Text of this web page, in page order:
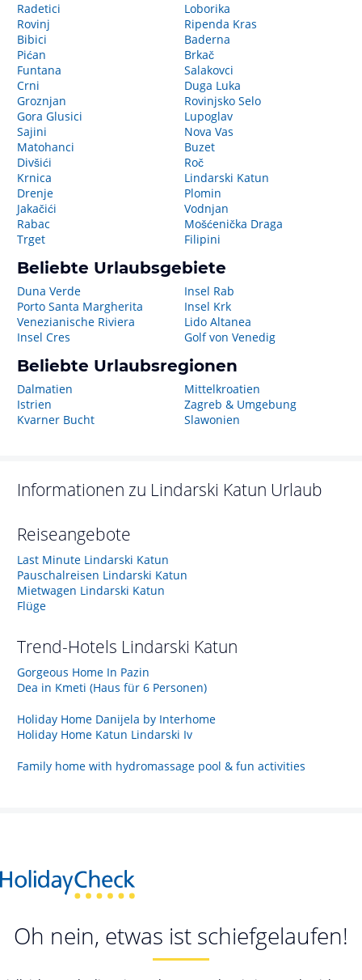
Radetici
Rovinj
Bibici
Pićan
Funtana
Crni
Groznjan
Gora Glusici
Sajini
Matohanci
Divšići
Krnica
Drenje
Jakačići
Rabac
Trget
Loborika
Ripenda Kras
Baderna
Brkač
Salakovci
Duga Luka
Rovinjsko Selo
Lupoglav
Nova Vas
Buzet
Roč
Lindarski Katun
Plomin
Vodnjan
Mošćenička Draga
Filipini
Beliebte Urlaubsgebiete
Duna Verde
Porto Santa Margherita
Venezianische Riviera
Insel Cres
Insel Rab
Insel Krk
Lido Altanea
Golf von Venedig
Beliebte Urlaubsregionen
Dalmatien
Istrien
Kvarner Bucht
Mittelkroatien
Zagreb & Umgebung
Slawonien
Informationen zu Lindarski Katun Urlaub
Reiseangebote
Last Minute Lindarski Katun
Pauschalreisen Lindarski Katun
Mietwagen Lindarski Katun
Flüge
Trend-Hotels Lindarski Katun
Gorgeous Home In Pazin
Dea in Kmeti (Haus für 6 Personen)
Holiday Home Danijela by Interhome
Holiday Home Katun Lindarski Iv
Family home with hydromassage pool & fun activities
Oh nein, etwas ist schiefgelaufen!